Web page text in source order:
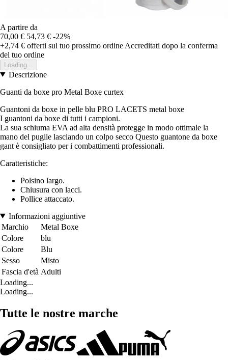
A partire da
70,00 € 54,73 € -22%
+2,74 € offerti sul tuo prossimo ordine Accreditati dopo la conferma
del tuo ordine
Loading...
Descrizione
Guanti da boxe pro Metal Boxe curtex
Guantoni da boxe in pelle blu PRO LACETS metal boxe
I guantoni da boxe di tutti i campioni.
La sua schiuma EVA ad alta densità protegge in modo ottimale la
mano del pugile lasciando un colpo secco Questo guantone da boxe
gant è consigliato per i combattimenti professionali.
Caratteristiche:
Polsino largo.
Chiusura con lacci.
Pollice attaccato.
Informazioni aggiuntive
Marchio
Metal Boxe
Colore
blu
Colore
Blu
Sesso
Misto
Fascia d'età Adulti
Loading...
Loading...
Tutte le nostre marche